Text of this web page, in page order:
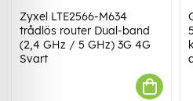
Zyxel LTE2566-M634
trådlös router Dual-band
(2,4 GHz / 5 GHz) 3G 4G
Svart